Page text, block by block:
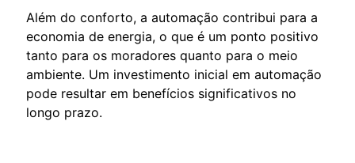
Além do conforto, a automação contribui para a
economia de energia, o que é um ponto positivo
tanto para os moradores quanto para o meio
ambiente. Um investimento inicial em automação
pode resultar em benefícios significativos no
longo prazo.